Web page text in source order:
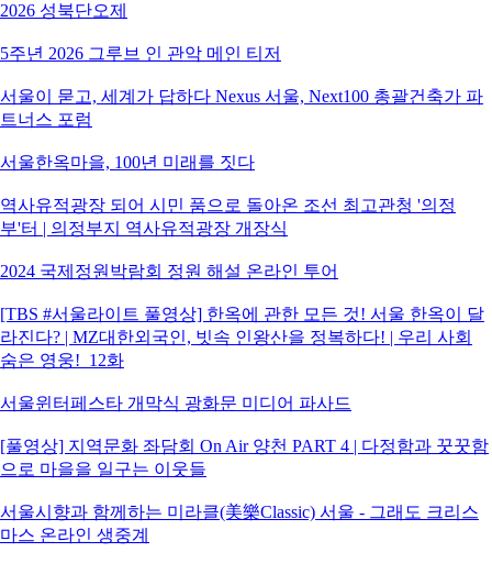
2026 성북단오제
5주년 2026 그루브 인 관악 메인 티저
서울이 묻고, 세계가 답하다 Nexus 서울, Next100 총괄건축가 파
트너스 포럼
서울한옥마을, 100년 미래를 짓다
역사유적광장 되어 시민 품으로 돌아온 조선 최고관청 '의정
부'터 | 의정부지 역사유적광장 개장식
2024 국제정원박람회 정원 해설 온라인 투어
[TBS #서울라이트 풀영상] 한옥에 관한 모든 것! 서울 한옥이 달
라진다? | MZ대한외국인, 빗속 인왕산을 정복하다! | 우리 사회
숨은 영웅!_12화
서울윈터페스타 개막식 광화문 미디어 파사드
[풀영상] 지역문화 좌담회 On Air 양천 PART 4 | 다정함과 꿋꿋함
으로 마을을 일구는 이웃들
서울시향과 함께하는 미라클(美樂Classic) 서울 - 그래도 크리스
마스 온라인 생중계